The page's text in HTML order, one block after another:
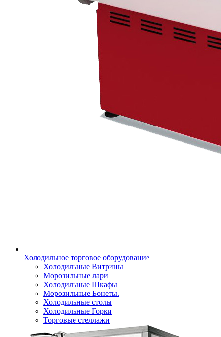
Холодильное торговое оборудование
Холодильные Витрины
Морозильные лари
Холодильные Шкафы
Морозильные Бонеты.
Холодильные столы
Холодильные Горки
Торговые стеллажи